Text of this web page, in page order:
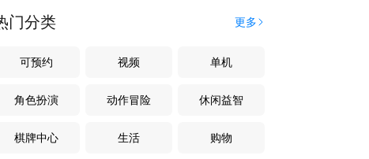
门分类 更多
可预约 视频 单机
角色扮演 动作冒险 休闲益智
棋牌中心 生活 购物